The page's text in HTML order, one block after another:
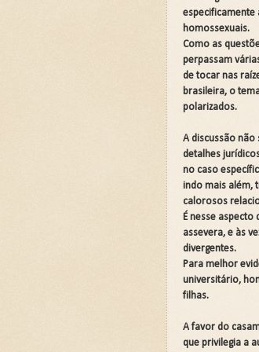
JARDIM
Curso:
Curso
Curso:
Curso:
Curso:
Curso:
Curso
A Fé
especificamente
homossexuais.
Como as
perpassam
de tocar nas
brasileira, o
polarizados.
A discussão não
detalhes
no caso
indo mais além,
calorosos
É nesse aspecto
assevera, e às
divergentes.
Para melhor
universitário,
filhas.
A favor do
que privilegia a